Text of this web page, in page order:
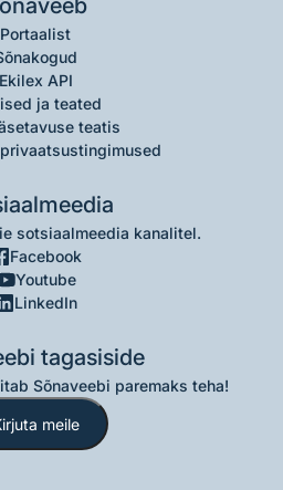
Portaalist
Ekilex API
ja teated
teatis
sotsiaalmeedia kanalitel.
Facebook
Youtube
LinkedIn
tagasiside
Sõnaveebi paremaks teha!
meile